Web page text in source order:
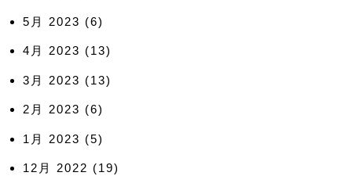
5月 2023 (6)
4月 2023 (13)
3月 2023 (13)
2月 2023 (6)
1月 2023 (5)
12月 2022 (19)